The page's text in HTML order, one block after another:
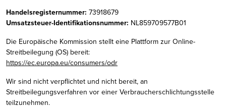
Handelsregisternummer: 73918679
Umsatzsteuer-Identifikationsnummer: NL859709577B01
Die Europäische Kommission stellt eine Plattform zur Online-
Streitbeilegung (OS) bereit:
https://ec.europa.eu/consumers/odr
Wir sind nicht verpflichtet und nicht bereit, an
Streitbeilegungsverfahren vor einer Verbraucherschlichtungsstelle
teilzunehmen.